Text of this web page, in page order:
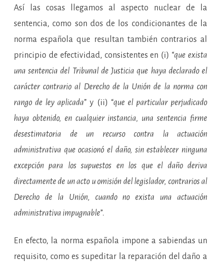
Así las cosas llegamos al aspecto nuclear de la
sentencia, como son dos de los condicionantes de la
norma española que resultan también contrarios al
principio de efectividad, consistentes en (i) “que exista
una sentencia del Tribunal de Justicia que haya declarado el
carácter contrario al Derecho de la Unión de la norma con
rango de ley aplicada” y (ii) “que el particular perjudicado
haya obtenido, en cualquier instancia, una sentencia firme
desestimatoria de un recurso contra la actuación
administrativa que ocasionó el daño, sin establecer ninguna
excepción para los supuestos en los que el daño deriva
directamente de un acto u omisión del legislador, contrarios al
Derecho de la Unión, cuando no exista una actuación
administrativa impugnable”.
En efecto, la norma española impone a sabiendas un
requisito, como es supeditar la reparación del daño a